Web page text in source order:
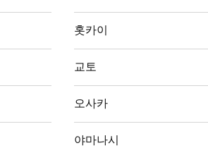
홋카이
교토
오사카
야마나시